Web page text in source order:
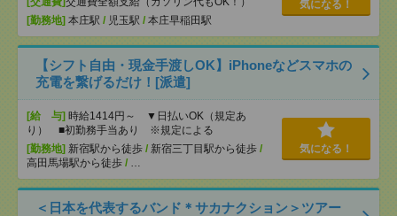
[勤務地] 本庄駅 / 児玉駅 / 本庄早稲田駅
気になる！
【シフト自由・現金手渡しOK】iPhoneなどスマホの
充電を繋げるだけ！[派遣]
[給 与] 時給1414円～ ▼日払いOK（規定あ
り） ■初勤務手当あり ※規定による
[勤務地] 新宿駅から徒歩 / 新宿三丁目駅から徒歩 /
高田馬場駅から徒歩 / …
気になる！
＜日本を代表するバンド＊サカナクション＞ツアー